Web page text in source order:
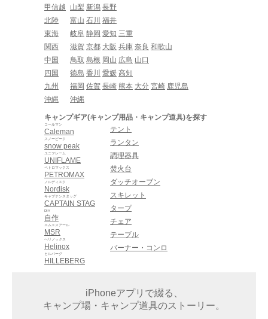
甲信越
山梨 新潟 長野
北陸
富山 石川 福井
東海
岐阜 静岡 愛知 三重
関西
滋賀 京都 大阪 兵庫 奈良 和歌山
中国
鳥取 島根 岡山 広島 山口
四国
徳島 香川 愛媛 高知
九州
福岡 佐賀 長崎 熊本 大分 宮崎 鹿児島
沖縄
沖縄
キャンプギア(キャンプ用品・キャンプ道具)を探す
Caleman
コールマン
snow peak
スノーピーク
UNIFLAME
ユニフレーム
PETROMAX
ペトロマックス
Nordisk
ノルディスク
CAPTAIN STAG
キャプテンスタッグ
自作
DIY
MSR
エムエスアール
Helinox
ヘリノックス
HILLEBERG
ヒルバーグ
テント
ランタン
調理器具
焚火台
ダッチオーブン
スキレット
タープ
チェア
テーブル
バーナー・コンロ
iPhoneアプリで綴る、
キャンプ場・キャンプ道具のストーリー。